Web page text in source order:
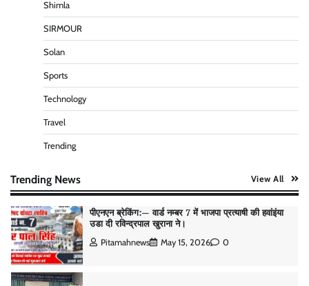
Shimla
SIRMOUR
Solan
Sports
Technology
Travel
Trending
Trending News View All
पीएनएन ब्रेकिंग — फर्जी वोटो के आधार हो रहे पांवटा में निकाय
की भरमार।
पीएनएन ब्रेकिंग:— वार्ड नम्बर 7 में भाजपा प्रत्याषी की हवांइंया
उडा दी रविन्द्रपाल खुराना ने।
Pitamahnews May 15, 2026 0